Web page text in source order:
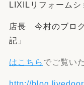
LIXILリフォームシ
店長 今村のブロ
記」
はこちら でご覧い